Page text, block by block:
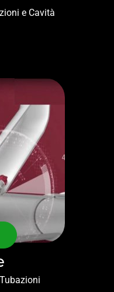
e Cavità